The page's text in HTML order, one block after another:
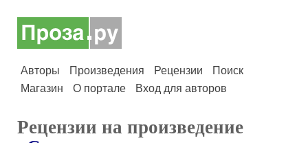
Авторы Произведения Рецензии
Поиск
Магазин
О портале Вход для авторов
Рецензии на произведение